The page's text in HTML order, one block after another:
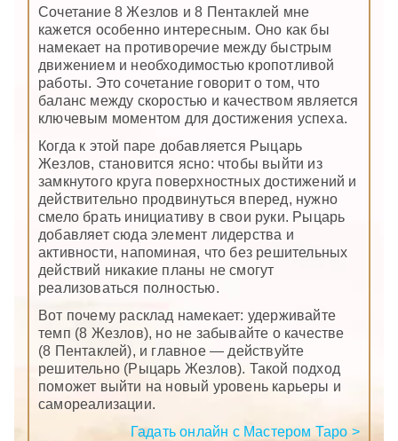
Сочетание 8 Жезлов и 8 Пентаклей мне
кажется особенно интересным. Оно как бы
намекает на противоречие между быстрым
движением и необходимостью кропотливой
работы. Это сочетание говорит о том, что
баланс между скоростью и качеством является
ключевым моментом для достижения успеха.
Когда к этой паре добавляется Рыцарь
Жезлов, становится ясно: чтобы выйти из
замкнутого круга поверхностных достижений и
действительно продвинуться вперед, нужно
смело брать инициативу в свои руки. Рыцарь
добавляет сюда элемент лидерства и
активности, напоминая, что без решительных
действий никакие планы не смогут
реализоваться полностью.
Вот почему расклад намекает: удерживайте
темп (8 Жезлов), но не забывайте о качестве
(8 Пентаклей), и главное — действуйте
решительно (Рыцарь Жезлов). Такой подход
поможет выйти на новый уровень карьеры и
самореализации.
Гадать онлайн с Мастером Таро >